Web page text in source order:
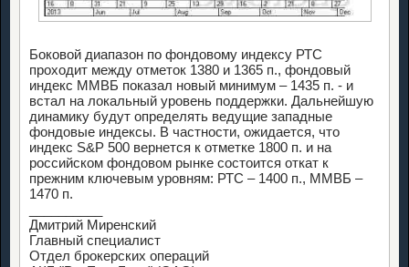
Боковой диапазон по фондовому индексу РТС
проходит между отметок 1380 и 1365 п., фондовый
индекс ММВБ показал новый минимум – 1435 п. - и
встал на локальный уровень поддержки. Дальнейшую
динамику будут определять ведущие западные
фондовые индексы. В частности, ожидается, что
индекс S&P 500 вернется к отметке 1800 п. и на
российском фондовом рынке состоится откат к
прежним ключевым уровням: РТС – 1400 п., ММВБ –
1470 п.
Дмитрий Миренский
Главный специалист
Отдел брокерских операций